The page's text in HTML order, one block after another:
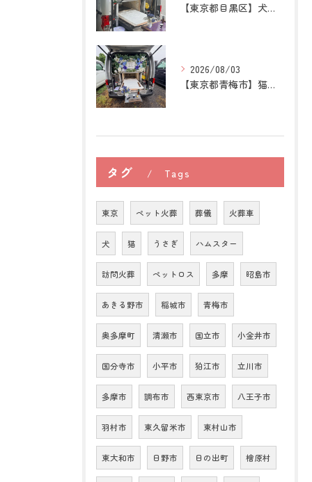
【東京都目黒区】犬の訪問ペット火葬｜住み慣れた場所で心穏やか...
2026/08/03
【東京都青梅市】猫の訪問ペット火葬｜後悔しないために知ってお...
タグ Tags
東京 ペット火葬 葬儀 火葬車
犬 猫 うさぎ ハムスター
訪問火葬 ペットロス 多摩 昭島市
あきる野市 稲城市 青梅市
奥多摩町 清瀬市 国立市 小金井市
国分寺市 小平市 狛江市 立川市
多摩市 調布市 西東京市 八王子市
羽村市 東久留米市 東村山市
東大和市 日野市 日の出町 檜原村